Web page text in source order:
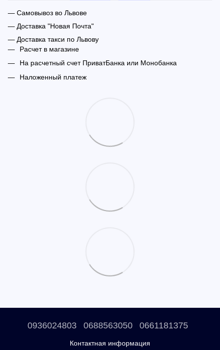
— Самовывоз во Львове
— Доставка "Новая Почта"
— Доставка такси по Львову
Расчет в магазине
На расчетный счет ПриватБанка или Монобанка
Наложенный платеж
0936024803 0688563050 0661181375
Контактная информация